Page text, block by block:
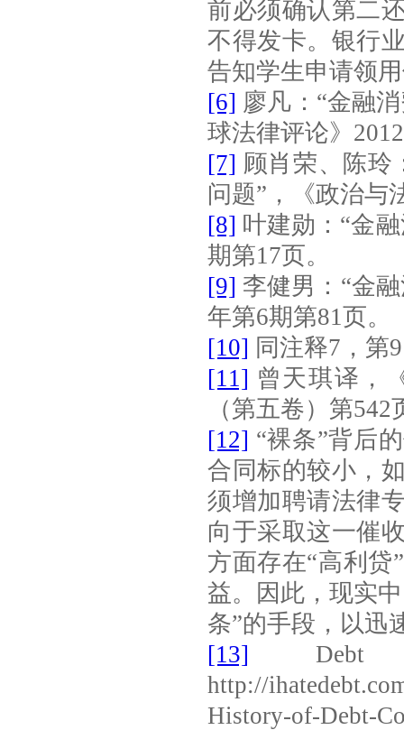
前必须确认第二
不得发卡。银行
告知学生申请领
[6] 廖凡：“金融
球法律评论》 2012
[7] 顾肖荣、陈玲
问题”，《政治与
[8] 叶建勋：“金
期第17页。
[9] 李健男：“金
年第6期第81页。
[10] 同注释7 ，第
[11] 曾天琪译，
（第五卷）第542
[12] “裸条”背后
合同标的较小，
须增加聘请法律
向于采取这一催
方面存在“高利贷
益。因此，现实
条”的手段，以迅
[13] Debt
http://
History-of-Debt-